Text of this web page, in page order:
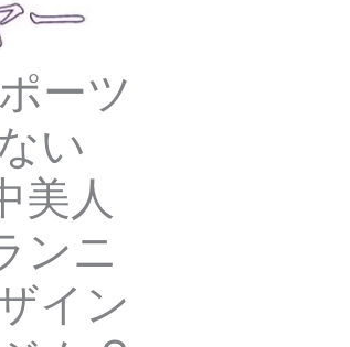
ーツ
い
美人
ンニ
イン